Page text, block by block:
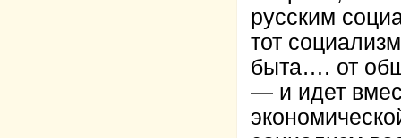
русским
тот
быта…. от
— и идет